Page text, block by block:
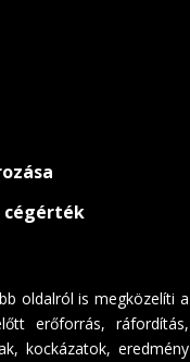
cégérték
oldalról is megközelíti a
erőforrás, ráfordítás,
kockázatok, eredmény